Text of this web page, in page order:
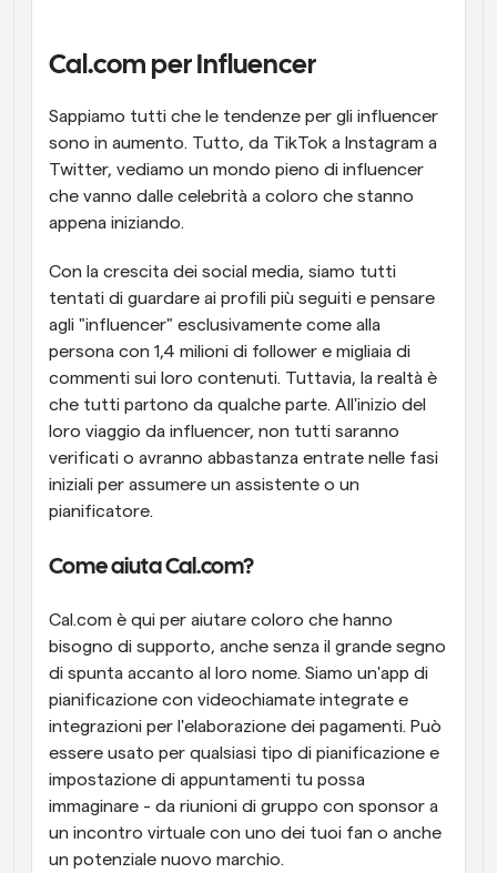
Programmazione potenziata con chiamate
supportate dall'IA
Automatizzare la pianificazione e i promemoria
Blog
Rimani aggiornato con le ultime notizie e aggiornamenti
Riunioni Instantanee
Incontrare i clienti in pochi minuti
Link di Gruppo Dinamico
Prenota senza sforzo riunioni con più persone
Webhook
Ricevi una notifica quando succede qualcosa
Cal.com per Influencer
Sappiamo tutti che le tendenze per gli influencer
sono in aumento. Tutto, da TikTok a Instagram a
Twitter, vediamo un mondo pieno di influencer
che vanno dalle celebrità a coloro che stanno
appena iniziando.
Con la crescita dei social media, siamo tutti
tentati di guardare ai profili più seguiti e pensare
agli "influencer" esclusivamente come alla
persona con 1,4 milioni di follower e migliaia di
commenti sui loro contenuti. Tuttavia, la realtà è
che tutti partono da qualche parte. All'inizio del
loro viaggio da influencer, non tutti saranno
verificati o avranno abbastanza entrate nelle fasi
iniziali per assumere un assistente o un
pianificatore.
Come aiuta Cal.com?
Cal.com è qui per aiutare coloro che hanno
bisogno di supporto, anche senza il grande segno
di spunta accanto al loro nome. Siamo un'app di
pianificazione con videochiamate integrate e
integrazioni per l'elaborazione dei pagamenti. Può
essere usato per qualsiasi tipo di pianificazione e
impostazione di appuntamenti tu possa
immaginare - da riunioni di gruppo con sponsor a
un incontro virtuale con uno dei tuoi fan o anche
un potenziale nuovo marchio.